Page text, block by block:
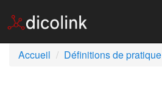
Accueil
Définitions de pratique